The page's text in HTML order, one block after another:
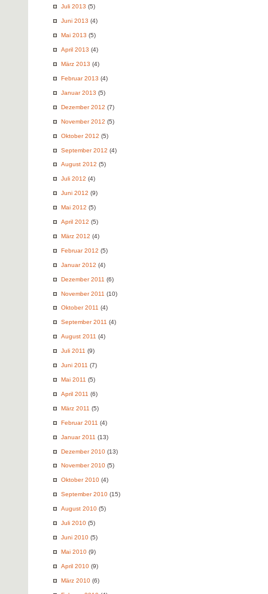
Juli 2013 (5)
Juni 2013 (4)
Mai 2013 (5)
April 2013 (4)
März 2013 (4)
Februar 2013 (4)
Januar 2013 (5)
Dezember 2012 (7)
November 2012 (5)
Oktober 2012 (5)
September 2012 (4)
August 2012 (5)
Juli 2012 (4)
Juni 2012 (9)
Mai 2012 (5)
April 2012 (5)
März 2012 (4)
Februar 2012 (5)
Januar 2012 (4)
Dezember 2011 (6)
November 2011 (10)
Oktober 2011 (4)
September 2011 (4)
August 2011 (4)
Juli 2011 (9)
Juni 2011 (7)
Mai 2011 (5)
April 2011 (6)
März 2011 (5)
Februar 2011 (4)
Januar 2011 (13)
Dezember 2010 (13)
November 2010 (5)
Oktober 2010 (4)
September 2010 (15)
August 2010 (5)
Juli 2010 (5)
Juni 2010 (5)
Mai 2010 (9)
April 2010 (9)
März 2010 (6)